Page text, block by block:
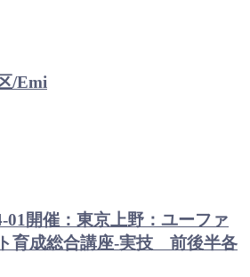
/Emi
01開催：東京上野：ユーファ
育成総合講座-実技 前後半各